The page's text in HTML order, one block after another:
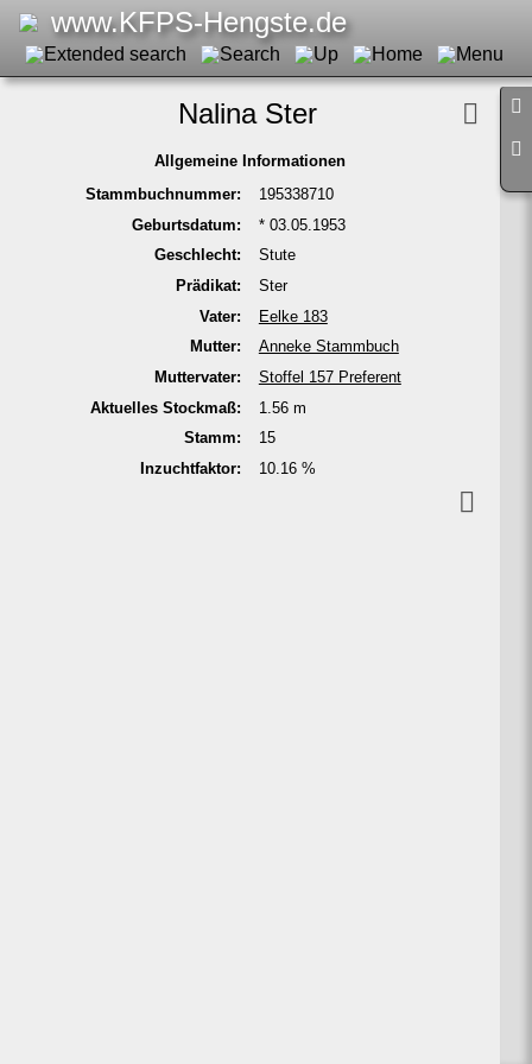
www.KFPS-Hengste.de
Nalina Ster
Allge­meine Informa­tionen
Stamm­buch­nummer:
195338710
Geburts­datum:
* 03.05.1953
Geschlecht:
Stute
Prädikat:
Ster
Vater:
Eelke 183
Mutter:
Anneke Stamm­buch
Mutter­vater:
Stoffel 157 Pre­fe­rent
Aktu­elles Stock­maß:
1.56 m
Stamm:
15
In­zucht­faktor:
10.16 %